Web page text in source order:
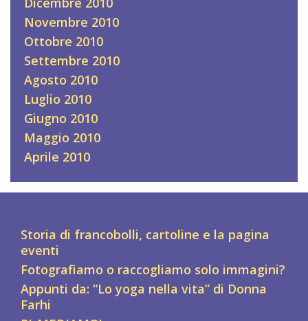
Novembre 2010
Ottobre 2010
Settembre 2010
Agosto 2010
Luglio 2010
Giugno 2010
Maggio 2010
Aprile 2010
Storia di francobolli, cartoline e la pagina
eventi
Fotografiamo o raccogliamo solo immagini?
Appunti da: “Lo yoga nella vita” di Donna
Farhi